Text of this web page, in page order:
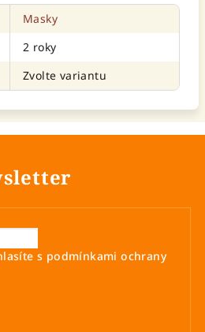
Masky
2 roky
Zvolte variantu
s podmínkami ochrany